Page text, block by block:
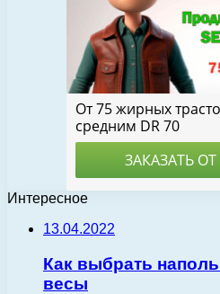
Интересное
13.04.2022
Как выбрать
весы